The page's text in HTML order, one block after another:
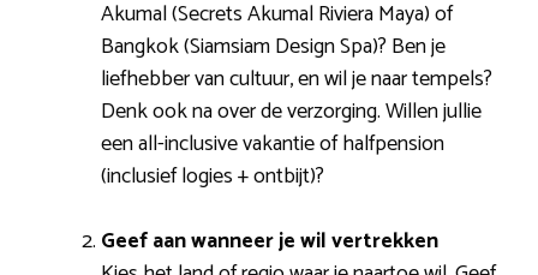
Akumal (Secrets Akumal Riviera Maya) of
Bangkok (Siamsiam Design Spa)? Ben je
liefhebber van cultuur, en wil je naar tempels?
Denk ook na over de verzorging. Willen jullie
een all-inclusive vakantie of halfpension
(inclusief logies + ontbijt)?
Geef aan wanneer je wil vertrekken